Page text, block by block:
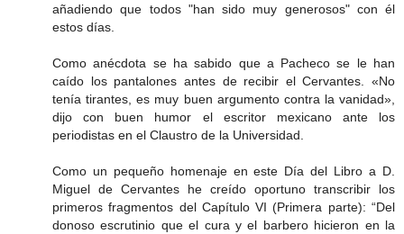
añadiendo que todos "han sido muy generosos" con él
estos días.
Como anécdota se ha sabido que a Pacheco se le han
caído los pantalones antes de recibir el Cervantes. «No
tenía tirantes, es muy buen argumento contra la vanidad»,
dijo con buen humor el escritor mexicano ante los
periodistas en el Claustro de la Universidad.
Como un pequeño homenaje en este Día del Libro a D.
Miguel de Cervantes he creído oportuno transcribir los
primeros fragmentos del Capítulo VI (Primera parte): “Del
donoso escrutinio que el cura y el barbero hicieron en la